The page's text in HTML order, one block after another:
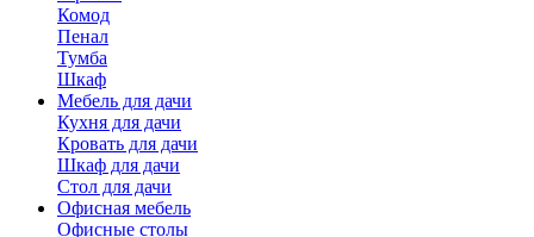
Комод
Пенал
Тумба
Шкаф
Мебель для дачи
Кухня для дачи
Кровать для дачи
Шкаф для дачи
Стол для дачи
Офисная мебель
Офисные столы